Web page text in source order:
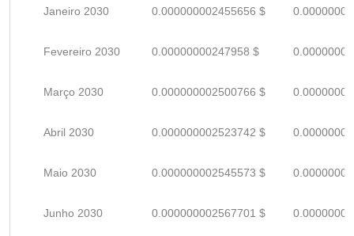
Janeiro 2030 0.000000002455656 $
Fevereiro 2030 0.00000000247958 $
Março 2030 0.000000002500766 $
Abril 2030 0.000000002523742 $
Maio 2030 0.000000002545573 $
Junho 2030 0.000000002567701 $